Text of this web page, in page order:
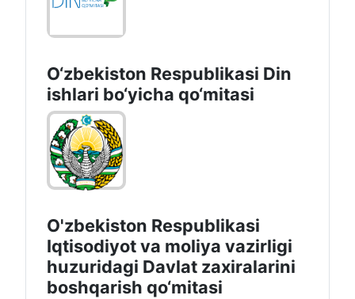
O‘zbekiston Respublikаsi Din
ishlаri bo‘yichа qo‘mitаsi
O'zbekiston Respublikasi
Iqtisodiyot va moliya vazirligi
huzuridаgi Dаvlаt zаxirаlаrini
boshqаrish qo‘mitаsi